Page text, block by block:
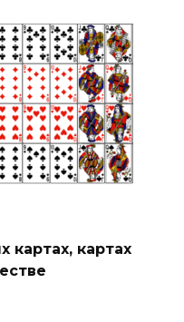
картах, картах